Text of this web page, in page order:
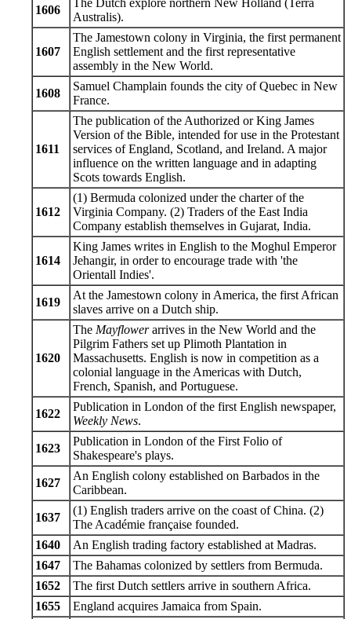
1606
The Dutch explore northern New Holland (Terra
Australis).
1607
The Jamestown colony in Virginia, the first permanent
English settlement and the first representative
assembly in the New World.
1608
Samuel Champlain founds the city of Quebec in New
France.
1611
The publication of the Authorized or King James
Version of the Bible, intended for use in the Protestant
services of England, Scotland, and Ireland. A major
influence on the written language and in adapting
Scots towards English.
1612
(1) Bermuda colonized under the charter of the
Virginia Company. (2) Traders of the East India
Company establish themselves in Gujarat, India.
1614
King James writes in English to the Moghul Emperor
Jehangir, in order to encourage trade with 'the
Orientall Indies'.
1619
At the Jamestown colony in America, the first African
slaves arrive on a Dutch ship.
1620
The Mayflowerarrives in the New World and the
Pilgrim Fathers set up Plimoth Plantation in
Massachusetts. English is now in competition as a
colonial language in the Americas with Dutch,
French, Spanish, and Portuguese.
1622
Publication in London of the first English newspaper,
Weekly News.
1623
Publication in London of the First Folio of
Shakespeare's plays.
1627
An English colony established on Barbados in the
Caribbean.
1637
(1) English traders arrive on the coast of China. (2)
The Académie française founded.
1640
An English trading factory established at Madras.
1647
The Bahamas colonized by settlers from Bermuda.
1652
The first Dutch settlers arrive in southern Africa.
1655
England acquires Jamaica from Spain.